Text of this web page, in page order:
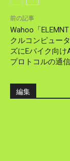
前の記事
Wahoo「
クルコンピュー
ズにEバイク向け
プロトコルの通
編集